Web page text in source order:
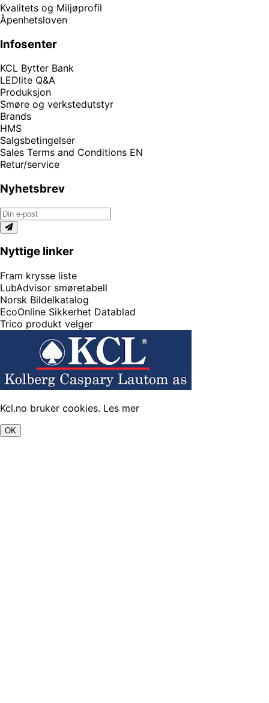
Kvalitets og Miljøprofil
Åpenhetsloven
Infosenter
KCL Bytter Bank
LEDlite Q&A
Produksjon
Smøre og verkstedutstyr
Brands
HMS
Salgsbetingelser
Sales Terms and Conditions EN
Retur/service
Nyhetsbrev
Nyttige linker
Fram krysse liste
LubAdvisor smøretabell
Norsk Bildelkatalog
EcoOnline Sikkerhet Datablad
Trico produkt velger
Kcl.no bruker cookies. Les mer
OK